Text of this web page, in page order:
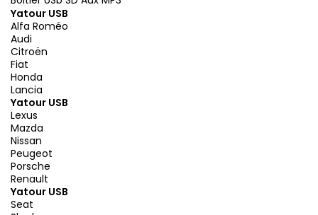
Yatour USB
Alfa Roméo
Audi
Citroën
Fiat
Honda
Lancia
Yatour USB
Lexus
Mazda
Nissan
Peugeot
Porsche
Renault
Yatour USB
Seat